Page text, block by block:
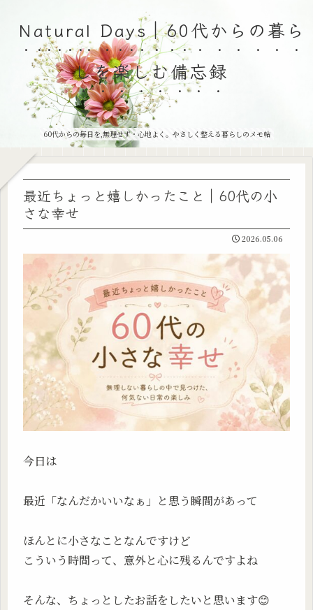
Natural Days｜60代からの暮ら
しを楽しむ備忘録
60代からの毎日を,無理せず・心地よく。やさしく整える暮らしのメモ帖
最近ちょっと嬉しかったこと｜60代の小
さな幸せ
2026.05.06
今日は
最近「なんだかいいなぁ」と思う瞬間があって
ほんとに小さなことなんですけど
こういう時間って、意外と心に残るんですよね
そんな、ちょっとしたお話をしたいと思います😊